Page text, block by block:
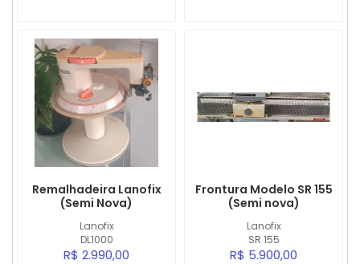
Lanofix
DL1000
Remalhadeira Lanofix
(Semi Nova)
R$ 2.990,00
Lanofix
SR 155
Frontura Modelo SR 155
(Semi nova)
R$ 5.900,00